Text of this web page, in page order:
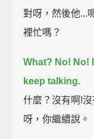
對呀，然後他...
裡忙嗎？
What? No! No!
keep talking.
什麼？沒有啊!
呀，你繼續說。